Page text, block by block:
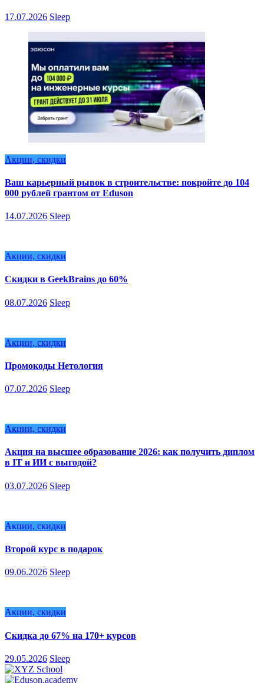
17.07.2026 Sleep
Акции, скидки
Ваш карьерный рывок в строительстве: покройте до 104
000 рублей грантом от Eduson
14.07.2026 Sleep
Акции, скидки
Скидки в GeekBrains до 60%
08.07.2026 Sleep
Акции, скидки
Промокоды Нетология
07.07.2026 Sleep
Акции, скидки
Акция на высшее образование 2026: как получить диплом
в IT и ИИ с выгодой?
03.07.2026 Sleep
Акции, скидки
Второй курс в подарок
09.06.2026 Sleep
Акции, скидки
Скидка до 67% на 170+ курсов
29.05.2026 Sleep